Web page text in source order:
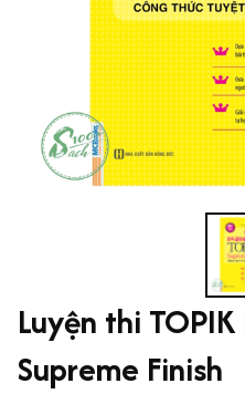
Luyện thi
Supreme Finish